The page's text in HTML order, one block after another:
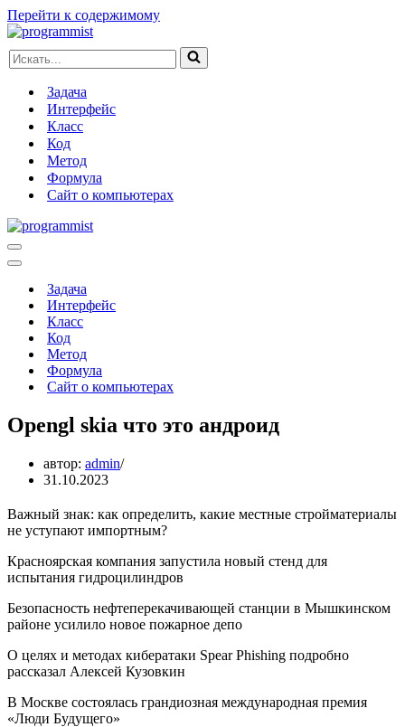
Перейти к содержимому
Искать...
Задача
Интерфейс
Класс
Код
Метод
Формула
Сайт о компьютерах
Меню
навигации
Меню
навигацииЗадача
Интерфейс
Класс
Код
Метод
Формула
Сайт о компьютерах
Opengl skia что это андроид
автор: admin
31.10.2023
Важный знак: как определить, какие местные стройматериалы
не уступают импортным?
Красноярская компания запустила новый стенд для
испытания гидроцилиндров
Безопасность нефтеперекачивающей станции в Мышкинском
районе усилило новое пожарное депо
О целях и методах кибератаки Spear Phishing подробно
рассказал Алексей Кузовкин
В Москве состоялась грандиозная международная премия
«Люди Будущего»